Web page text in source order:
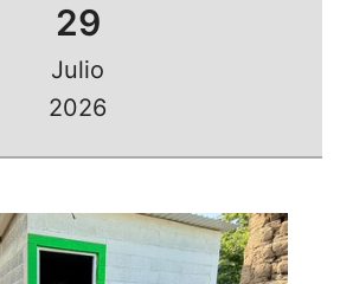
29
Julio
2026